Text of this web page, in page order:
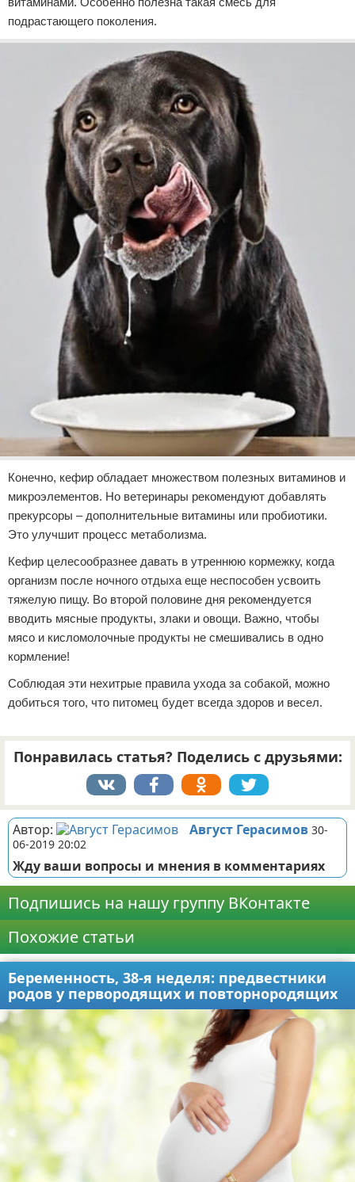
подрастающего поколения.
Конечно, кефир обладает множеством полезных витаминов и
микроэлементов. Но ветеринары рекомендуют добавлять
прекурсоры – дополнительные витамины или пробиотики.
Это улучшит процесс метаболизма.
Кефир целесообразнее давать в утреннюю кормежку, когда
организм после ночного отдыха еще неспособен усвоить
тяжелую пищу. Во второй половине дня рекомендуется
вводить мясные продукты, злаки и овощи. Важно, чтобы
мясо и кисломолочные продукты не смешивались в одно
кормление!
Соблюдая эти нехитрые правила ухода за собакой, можно
добиться того, что питомец будет всегда здоров и весел.
Понравилась статья? Поделись с друзьями:
Автор: Август Герасимов 30-
06-2019 20:02
Жду ваши вопросы и мнения в комментариях
Подпишись на нашу группу ВКонтакте
Похожие статьи
Беременность, 38-я неделя: предвестники
родов у первородящих и повторнородящих